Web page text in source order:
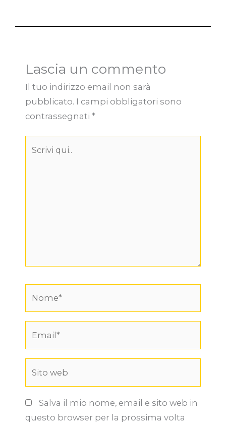
Lascia un commento
Il tuo indirizzo email non sarà
pubblicato. I campi obbligatori sono
contrassegnati *
Salva il mio nome, email e sito web in
questo browser per la prossima volta